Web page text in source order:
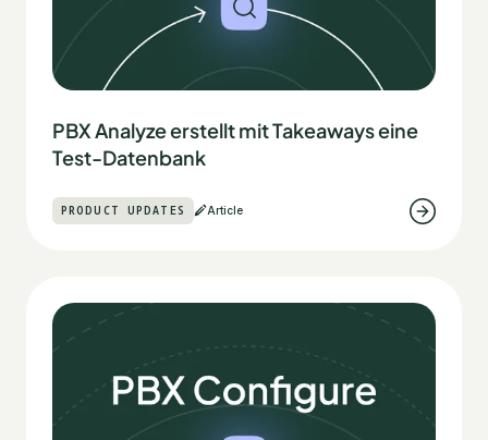
PBX Analyze erstellt mit Takeaways eine
Test-Datenbank
PRODUCT UPDATES Article